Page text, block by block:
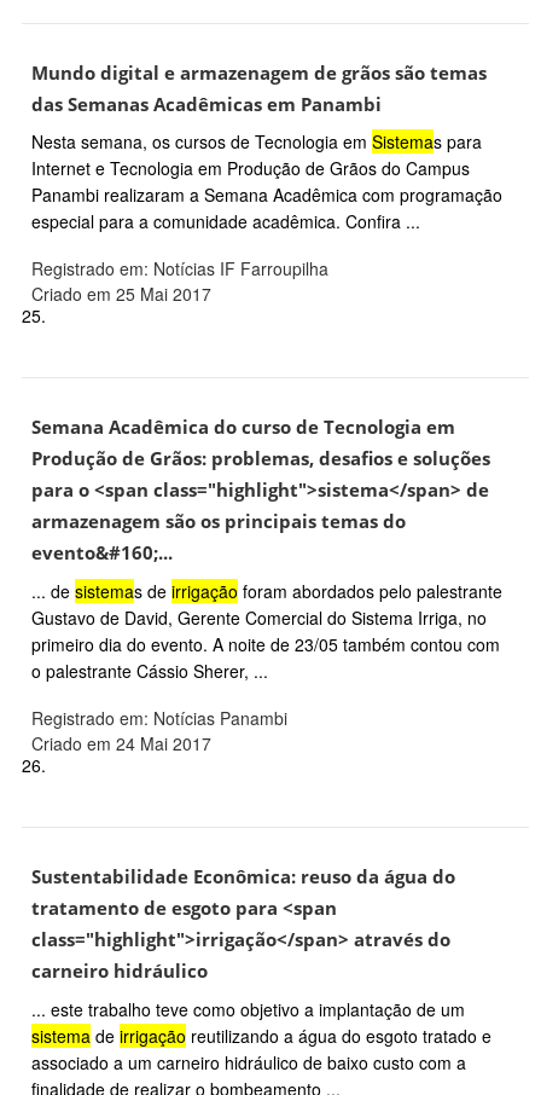
Mundo digital e armazenagem de grãos são temas
das Semanas Acadêmicas em Panambi
Nesta semana, os cursos de Tecnologia em Sistemas para
Internet e Tecnologia em Produção de Grãos do Campus
Panambi realizaram a Semana Acadêmica com programação
especial para a comunidade acadêmica. Confira ...
Registrado em: Notícias IF Farroupilha
Criado em 25 Mai 2017
25.
Semana Acadêmica do curso de Tecnologia em
Produção de Grãos: problemas, desafios e soluções
para o <span class="highlight">sistema</span> de
armazenagem são os principais temas do
evento&#160;...
... de sistemas de irrigação foram abordados pelo palestrante
Gustavo de David, Gerente Comercial do Sistema Irriga, no
primeiro dia do evento. A noite de 23/05 também contou com
o palestrante Cássio Sherer, ...
Registrado em: Notícias Panambi
Criado em 24 Mai 2017
26.
Sustentabilidade Econômica: reuso da água do
tratamento de esgoto para <span
class="highlight">irrigação</span> através do
carneiro hidráulico
... este trabalho teve como objetivo a implantação de um
sistema de irrigação reutilizando a água do esgoto tratado e
associado a um carneiro hidráulico de baixo custo com a
finalidade de realizar o bombeamento ...